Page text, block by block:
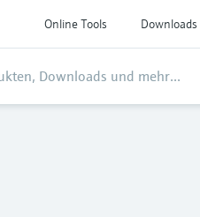
Online Tools Downloads